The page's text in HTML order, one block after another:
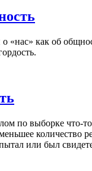
«нас» как об
по выборке что-
количество
или был